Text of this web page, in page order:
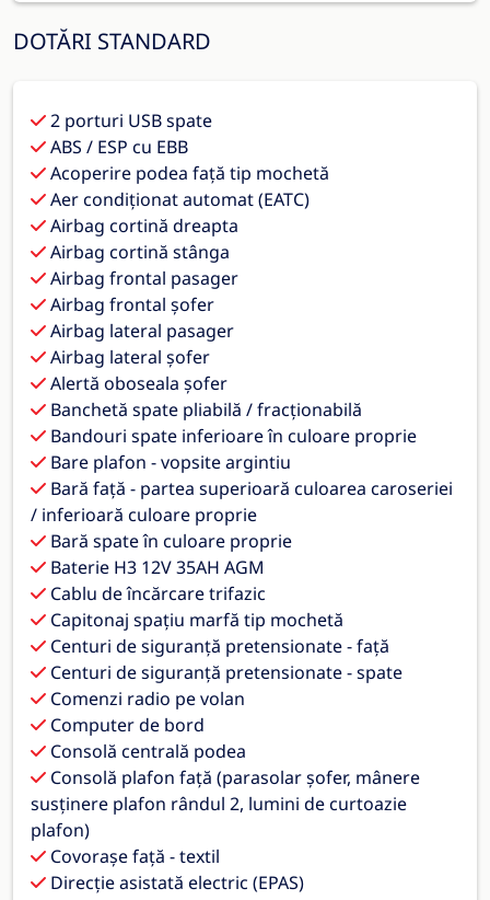
DOTĂRI STANDARD
2 porturi USB spate
ABS / ESP cu EBB
Acoperire podea față tip mochetă
Aer condiționat automat (EATC)
Airbag cortină dreapta
Airbag cortină stânga
Airbag frontal pasager
Airbag frontal șofer
Airbag lateral pasager
Airbag lateral șofer
Alertă oboseala șofer
Banchetă spate pliabilă / fracționabilă
Bandouri spate inferioare în culoare proprie
Bare plafon - vopsite argintiu
Bară față - partea superioară culoarea caroseriei
/ inferioară culoare proprie
Bară spate în culoare proprie
Baterie H3 12V 35AH AGM
Cablu de încărcare trifazic
Capitonaj spațiu marfă tip mochetă
Centuri de siguranță pretensionate - față
Centuri de siguranță pretensionate - spate
Comenzi radio pe volan
Computer de bord
Consolă centrală podea
Consolă plafon față (parasolar șofer, mânere
susținere plafon rândul 2, lumini de curtoazie
plafon)
Covorașe față - textil
Direcție asistată electric (EPAS)